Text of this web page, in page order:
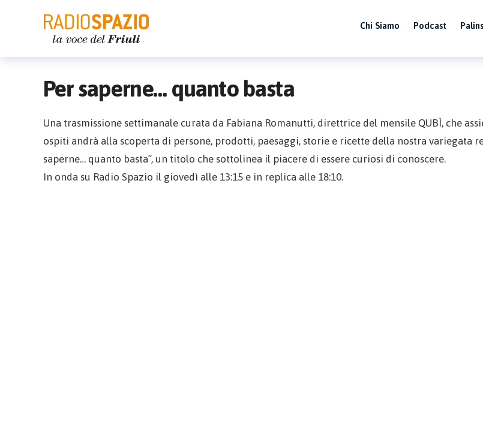
Chi Siamo Podcast
Per saperne… quanto basta
Una trasmissione settimanale curata da Fabiana Romanutti, direttrice del mensile QUBÌ, che
ospiti andrà alla scoperta di persone, prodotti, paesaggi, storie e ricette della nostra variegata
saperne… quanto basta”, un titolo che sottolinea il piacere di essere curiosi di conoscere.
In onda su Radio Spazio il giovedì alle 13:15 e in replica alle 18:10.